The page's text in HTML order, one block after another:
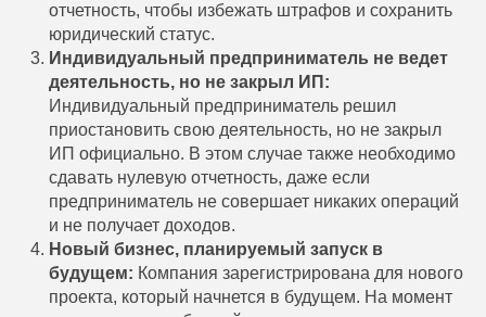
отчетность, чтобы избежать штрафов и сохранить
юридический статус.
Индивидуальный предприниматель не ведет
деятельность, но не закрыл ИП:
Индивидуальный предприниматель решил
приостановить свою деятельность, но не закрыл
ИП официально. В этом случае также необходимо
сдавать нулевую отчетность, даже если
предприниматель не совершает никаких операций
и не получает доходов.
Новый бизнес, планируемый запуск в
будущем: Компания зарегистрирована для нового
проекта, который начнется в будущем. На момент